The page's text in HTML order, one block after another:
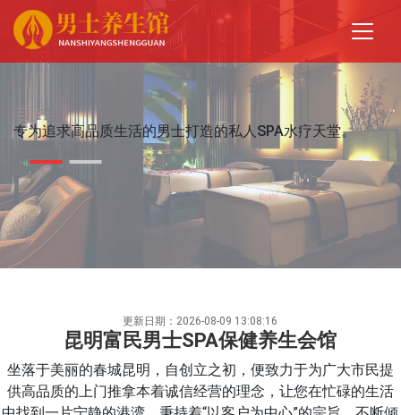
专为追求高品质生活的男士打造的私人SPA水疗天堂。
更新日期：2026-08-09 13:08:16
昆明富民男士SPA保健养生会馆
坐落于美丽的春城昆明，自创立之初，便致力于为广大市民提
供高品质的上门推拿本着诚信经营的理念，让您在忙碌的生活